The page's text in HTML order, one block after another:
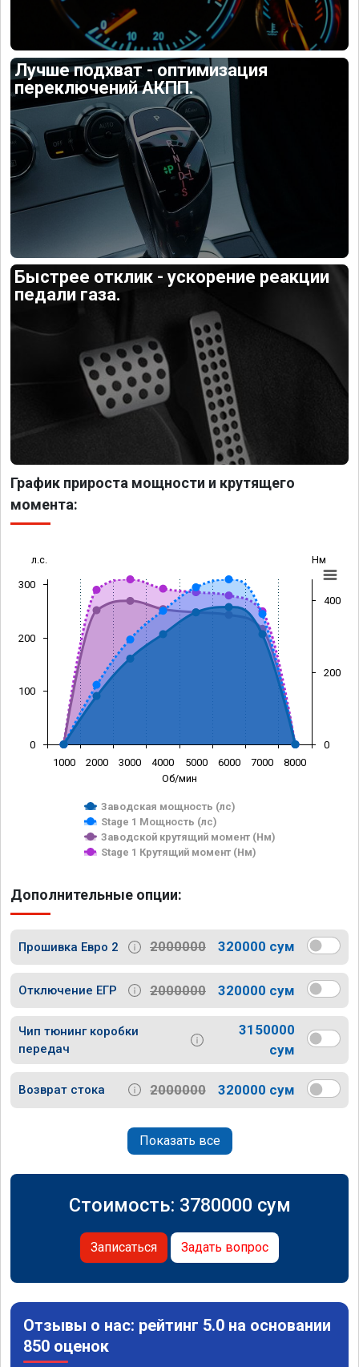
Лучше подхват - оптимизация
переключений АКПП.
Быстрее отклик - ускорение реакции
педали газа.
График прироста мощности и крутящего
момента:
Об/мин
л.с. Нм
Заводская мощность (лс)
Stage 1 Мощность (лс)
Заводской крутящий момент (Нм)
Stage 1 Крутящий момент (Нм)
1000 2000 3000 4000 5000 6000 7000 8000
0
100
200
300
0
200
400
Дополнительные опции:
Прошивка Евро 2 2000000 320000 сум
Отключение ЕГР 2000000 320000 сум
Чип тюнинг коробки
передач
3150000
сум
Возврат стока 2000000 320000 сум
Показать все
Стоимость: 3780000 сум
Записаться Задать вопрос
Отзывы о нас: рейтинг 5.0 на основании
850 оценок